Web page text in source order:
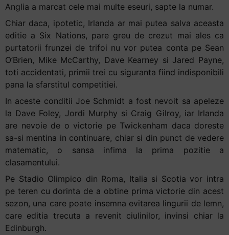
Anglia a marcat cele mai multe eseuri, sapte la numar.
Chiar daca, ipotetic, Irlanda ar mai putea salva aceasta
editie a Six Nations, pare greu de crezut mai ales ca
purtatorii frunzei de trifoi nu vor putea conta pe Sean
O’Brien, Mike McCarthy, Dave Kearney si Jared Payne,
toti accidentati, primii trei cu siguranta fiind indisponibili
pana la sfarstitul competitiei.
In aceste conditii Joe Schmidt a fost nevoit sa apeleze
la Dave Foley, Jordi Murphy si Craig Gilroy, iar Irlanda
are nevoie de o victorie pe Twickenham daca doreste
sa-si mentina in continuare, chiar si din punct de vedere
matematic, o sansa infima la prima pozitie a
clasamentului.
Pe Stadio Olimpico din Roma, Italia si Scotia vor intra
pe teren cu dorinta de a obtine prima victorie din acest
sezon, una care poate insemna evitarea lingurii de lemn,
care editia trecuta a revenit ciulinilor, invinsi chiar la
Edinburgh.